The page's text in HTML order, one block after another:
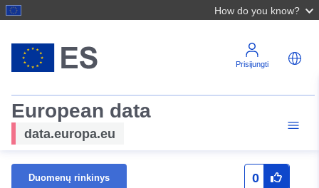
How do you know?
Prisijungti
European data
data.europa.eu
Duomenų rinkinys 0